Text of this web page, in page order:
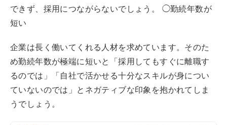
できず、採用につながらないでしょう。 ◯勤続年数が
短い
企業は長く働いてくれる人材を求めています。そのた
め勤続年数が極端に短いと「採用してもすぐに離職す
るのでは」「自社で活かせる十分なスキルが身につい
ていないのでは」とネガティブな印象を抱かれてしま
うでしょう。